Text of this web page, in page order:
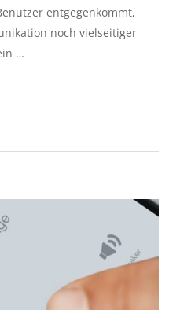
entgegenkommt,
noch vielseitiger
…